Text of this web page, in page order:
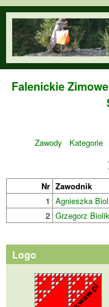
orienteering.waw.pl
Falenickie
Zawody Kategorie
Nr Zawodnik
1 Agnieszka
2 Grzegorz Biolik
Logo